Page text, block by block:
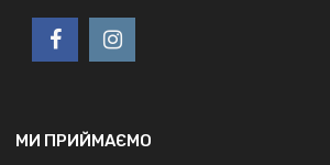
МИ ПРИЙМАЄМО